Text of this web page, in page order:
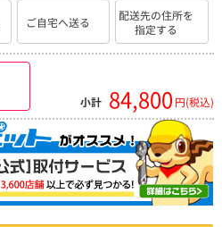
ご自宅へ送る
配送先の住所を
指定する
小計 84,800 円(税込)